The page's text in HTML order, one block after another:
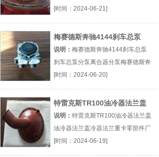
速器壳奔驰重卡汽车配件梅赛德斯奔
驰厂（...『特雷克斯主减速器壳』
[时间：2024-06-21]
梅赛德斯奔驰4144刹车总泵
说明： 梅赛德斯奔驰4144刹车总泵
刹车总泵分泵离合器分泵梅赛德斯奔
驰厂（...『刹车总泵分泵』
[时间：2024-06-20]
特雷克斯TR100油冷器法兰盖
说明： 特雷克斯TR100油冷器法兰盖
油冷器法兰盖冷器法兰重卡零部件厂
（...『油冷器法兰盖』
[时间：2024-06-19]